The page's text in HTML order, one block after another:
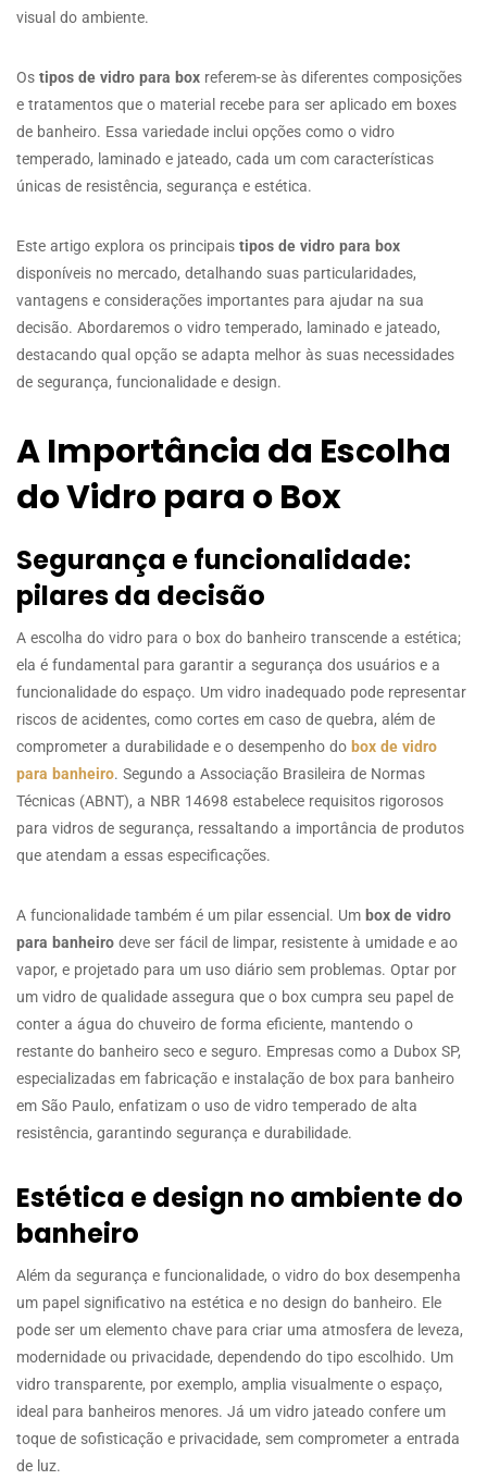
visual do ambiente.
Os tipos de vidro para box referem-se às diferentes composições
e tratamentos que o material recebe para ser aplicado em boxes
de banheiro. Essa variedade inclui opções como o vidro
temperado, laminado e jateado, cada um com características
únicas de resistência, segurança e estética.
Este artigo explora os principais tipos de vidro para box
disponíveis no mercado, detalhando suas particularidades,
vantagens e considerações importantes para ajudar na sua
decisão. Abordaremos o vidro temperado, laminado e jateado,
destacando qual opção se adapta melhor às suas necessidades
de segurança, funcionalidade e design.
A Importância da Escolha
do Vidro para o Box
Segurança e funcionalidade:
pilares da decisão
A escolha do vidro para o box do banheiro transcende a estética;
ela é fundamental para garantir a segurança dos usuários e a
funcionalidade do espaço. Um vidro inadequado pode representar
riscos de acidentes, como cortes em caso de quebra, além de
comprometer a durabilidade e o desempenho do box de vidro
para banheiro. Segundo a Associação Brasileira de Normas
Técnicas (ABNT), a NBR 14698 estabelece requisitos rigorosos
para vidros de segurança, ressaltando a importância de produtos
que atendam a essas especificações.
A funcionalidade também é um pilar essencial. Um box de vidro
para banheiro deve ser fácil de limpar, resistente à umidade e ao
vapor, e projetado para um uso diário sem problemas. Optar por
um vidro de qualidade assegura que o box cumpra seu papel de
conter a água do chuveiro de forma eficiente, mantendo o
restante do banheiro seco e seguro. Empresas como a Dubox SP,
especializadas em fabricação e instalação de box para banheiro
em São Paulo, enfatizam o uso de vidro temperado de alta
resistência, garantindo segurança e durabilidade.
Estética e design no ambiente do
banheiro
Além da segurança e funcionalidade, o vidro do box desempenha
um papel significativo na estética e no design do banheiro. Ele
pode ser um elemento chave para criar uma atmosfera de leveza,
modernidade ou privacidade, dependendo do tipo escolhido. Um
vidro transparente, por exemplo, amplia visualmente o espaço,
ideal para banheiros menores. Já um vidro jateado confere um
toque de sofisticação e privacidade, sem comprometer a entrada
de luz.